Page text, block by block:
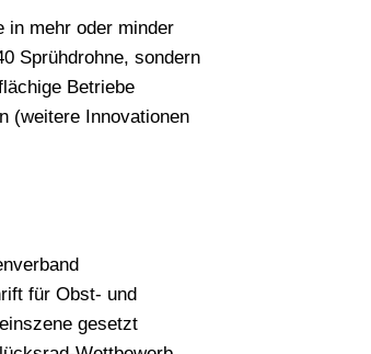
in mehr oder minder
Sprühdrohne, sondern
Betriebe
(weitere Innovationen
für Obst- und
gesetzt